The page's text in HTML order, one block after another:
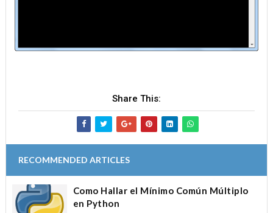
Share This:
RECOMMENDED ARTICLES
Como Hallar el Mínimo Común Múltiplo
en Python